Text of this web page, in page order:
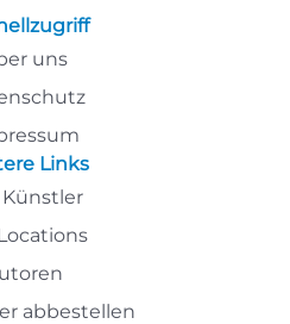
uns
Links
Künstler
abbestellen